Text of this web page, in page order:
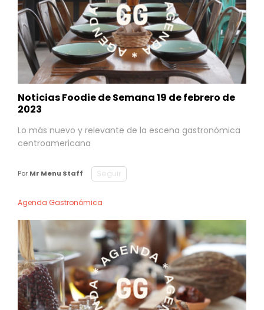
Noticias Foodie de Semana 19 de febrero de
2023
Lo más nuevo y relevante de la escena gastronómica
centroamericana
Por Mr Menu Staff Seguir
Agenda Gastronómica